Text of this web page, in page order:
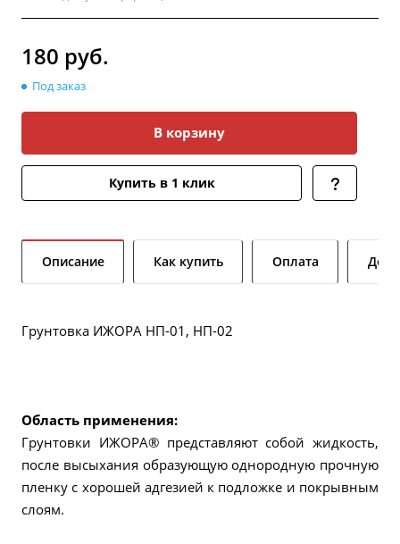
180 руб.
Под заказ
В корзину
Купить в 1 клик
Описание Как купить Оплата
Грунтовка ИЖОРА НП-01, НП-02
Область применения:
Грунтовки ИЖОРА® представляют собой жидкость,
после высыхания образующую однородную прочную
пленку с хорошей адгезией к подложке и покрывным
слоям.